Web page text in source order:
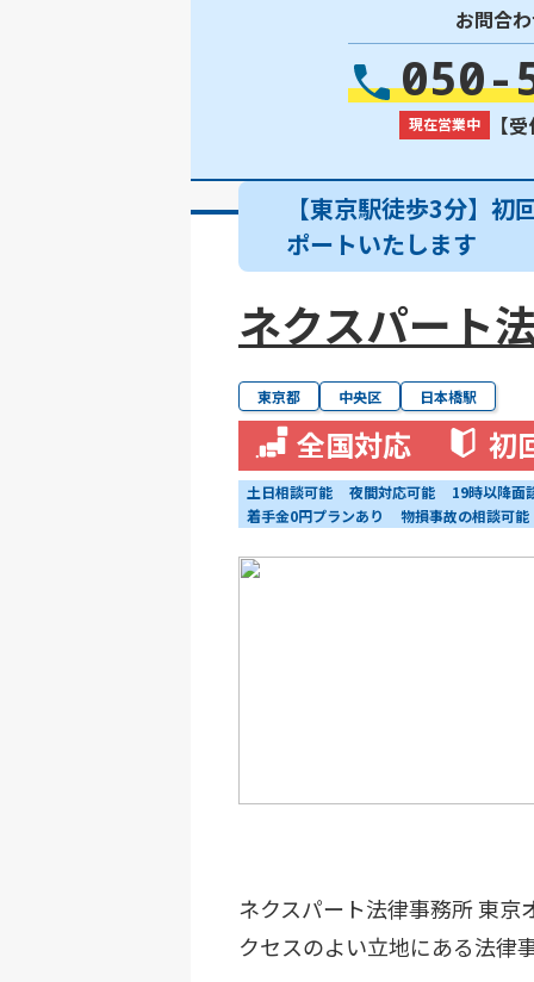
お問合
050-
現在営業中 【
【東京駅徒歩3分】
ポートいたします
ネクスパート
東京都 中央区 日本橋駅
全国対応 初
土日相談可能 夜間対応可能
19時以降面
着手金0円プランあり
物損事故の相談可能
ネクスパート法律事務所 東
クセスのよい立地にある法律